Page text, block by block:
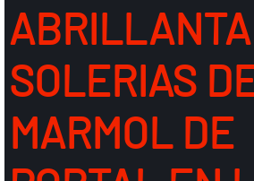
SOLERIAS
MARMOL DE